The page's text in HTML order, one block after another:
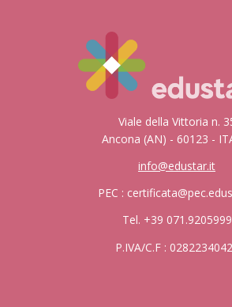
Viale della Vittoria n.
Ancona (AN) - 60123 -
info@edustar.it
PEC :
Tel. +39 071.9205999
P.IVA/C.F :